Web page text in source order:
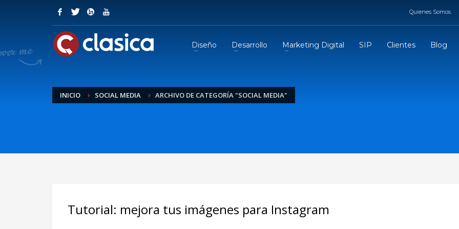
COMO CONTARTAR NUESTRO SOPORTE
1 Ingresar o Crear una Cuenta.
Llamada
de Inmediato
Quienes Somos
Diseño Desarrollo Marketing Digital SIP Clientes Blog
INICIO SOCIAL MEDIA ARCHIVO DE CATEGORÍA "SOCIAL MEDIA"
Tutorial: mejora tus imágenes para Instagram